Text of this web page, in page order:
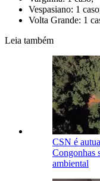
Vespasiano: 1
Volta Grande: 1
Leia também
CSN é
Congonhas
ambiental